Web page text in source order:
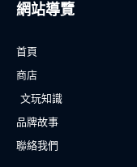
網站導覽
首頁
商店
文玩知識
品牌故事
聯絡我們